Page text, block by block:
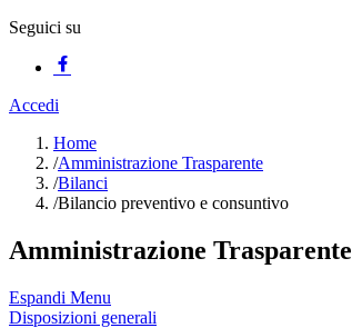
Seguici su
Accedi
Home
/Amministrazione Trasparente
/Bilanci
/Bilancio preventivo e consuntivo
Amministrazione Trasparente
Espandi Menu
Disposizioni generali